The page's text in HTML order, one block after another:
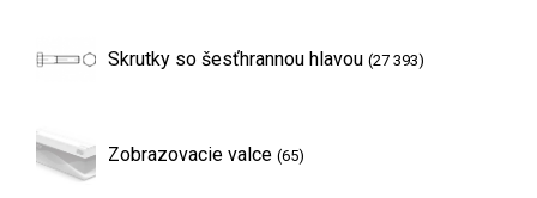
Skrutky so šesťhrannou hlavou (27 393)
Zobrazovacie valce (65)